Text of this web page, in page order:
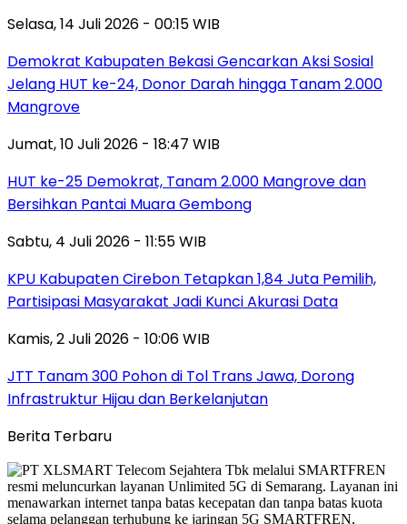
Selasa, 14 Juli 2026 - 00:15 WIB
Demokrat Kabupaten Bekasi Gencarkan Aksi Sosial
Jelang HUT ke-24, Donor Darah hingga Tanam 2.000
Mangrove
Jumat, 10 Juli 2026 - 18:47 WIB
HUT ke-25 Demokrat, Tanam 2.000 Mangrove dan
Bersihkan Pantai Muara Gembong
Sabtu, 4 Juli 2026 - 11:55 WIB
KPU Kabupaten Cirebon Tetapkan 1,84 Juta Pemilih,
Partisipasi Masyarakat Jadi Kunci Akurasi Data
Kamis, 2 Juli 2026 - 10:06 WIB
JTT Tanam 300 Pohon di Tol Trans Jawa, Dorong
Infrastruktur Hijau dan Berkelanjutan
Berita Terbaru